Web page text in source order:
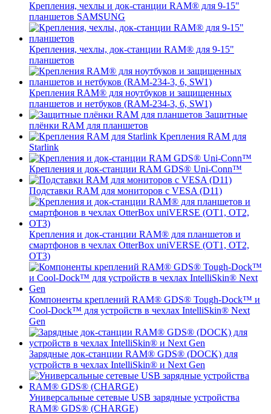
Крепления, чехлы и док-станции RAM® для 9-15"
планшетов SAMSUNG
Крепления, чехлы, док-станции RAM® для 9-15"
планшетов
Крепления RAM® для ноутбуков и защищенных
планшетов и нетбуков (RAM-234-3, 6, SW1)
Защитные
плёнки RAM для планшетов
Крепления RAM для
Starlink
Крепления и док-станции RAM GDS® Uni-Conn™
Подставки RAM для мониторов с VESA (D11)
Крепления и док-станции RAM® для планшетов и
смартфонов в чехлах OtterBox uniVERSE (OT1, OT2,
OT3)
Компоненты креплений RAM® GDS® Tough-Dock™ и
Cool-Dock™ для устройств в чехлах IntelliSkin® Next
Gen
Зарядные док-станции RAM® GDS® (DOCK) для
устройств в чехлах IntelliSkin® и Next Gen
Универсальные сетевые USB зарядные устройства
RAM® GDS® (CHARGE)